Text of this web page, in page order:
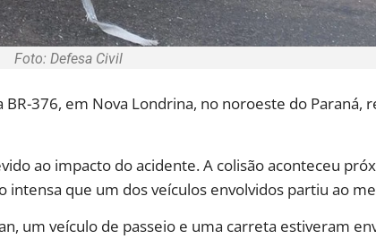
Foto: Defesa Civil
376, em Nova Londrina, no noroeste do Paraná,
ao impacto do acidente. A colisão aconteceu
intensa que um dos veículos envolvidos partiu ao
um veículo de passeio e uma carreta estiveram